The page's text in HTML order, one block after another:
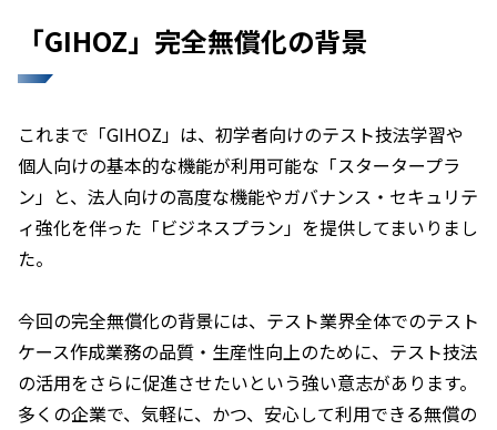
「GIHOZ」完全無償化の背景
これまで「GIHOZ」は、初学者向けのテスト技法学習や
個人向けの基本的な機能が利用可能な「スタータープラ
ン」と、法人向けの高度な機能やガバナンス・セキュリテ
ィ強化を伴った「ビジネスプラン」を提供してまいりまし
た。
今回の完全無償化の背景には、テスト業界全体でのテスト
ケース作成業務の品質・生産性向上のために、テスト技法
の活用をさらに促進させたいという強い意志があります。
多くの企業で、気軽に、かつ、安心して利用できる無償の